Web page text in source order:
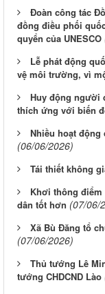
Đoàn công tác
đồng điều phối
quyển của UNESCO
Lễ phát động
vệ môi trường, vì
Huy động người
thích ứng với biến
Nhiều hoạt động
(06/06/2026)
Tái thiết không
Khơi thông
dân tốt hơn (07/06/
Xã Bù Đăng tổ
(07/06/2026)
Thủ tướng Lê
tướng CHDCND Lào